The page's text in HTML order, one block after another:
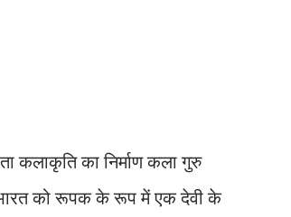
आदि में अतिथि प्रोफेसर, फैलो आदि के
में प्रोफेसर के पद नियुक्त हुए।
का राष्ट्रीय पुरस्कार मिला था।
कलाकृति का निर्माण कला गुरु
भारत को रूपक के रूप में एक देवी के